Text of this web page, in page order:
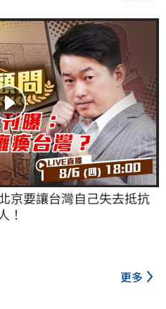
京要讓台灣自己失去抵抗
！
更多